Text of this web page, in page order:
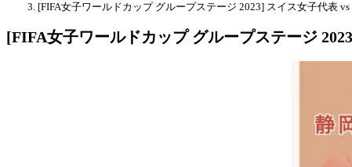
[FIFA女子ワールドカップ グループステージ 2023] スイス女子代表
[FIFA女子ワールドカップ グループステージ